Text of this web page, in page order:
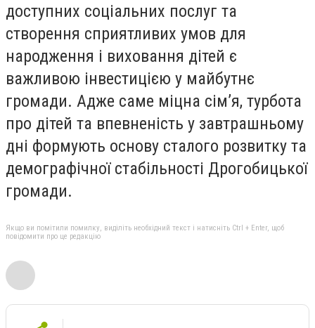
доступних соціальних послуг та
створення сприятливих умов для
народження і виховання дітей є
важливою інвестицією у майбутнє
громади. Адже саме міцна сім’я, турбота
про дітей та впевненість у завтрашньому
дні формують основу сталого розвитку та
демографічної стабільності Дрогобицької
громади.
Якщо ви помітили помилку, виділіть необхідний текст і натисніть Ctrl + Enter, щоб
повідомити про це редакцію